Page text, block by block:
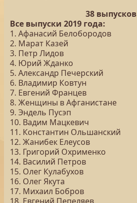
38 выпусков
Все выпуски 2019 года:
1. Афанасий Белобородов
2. Марат Казей
3. Петр Лидов
4. Юрий Жданко
5. Александр Печерский
6. Владимир Ковтун
7. Евгений Францев
8. Женщины в Афганистане
9. Эндель Пусэп
10. Вадим Мацкевич
11. Константин Ольшанский
12. Жанибек Елеусов
13. Григорий Охрименко
14. Василий Петров
15. Олег Кулабухов
16. Олег Якута
17. Михаил Бобров